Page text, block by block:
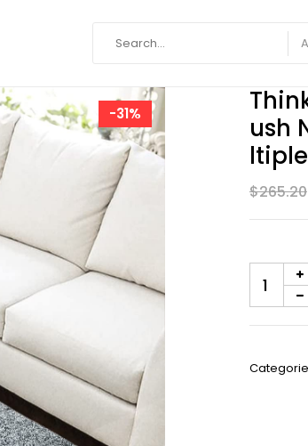
-31%
Ush
$265.20